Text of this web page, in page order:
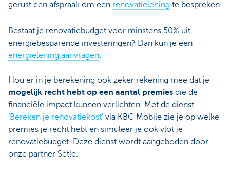
gerust een afspraak om een renovatielening te bespreken.
Bestaat je renovatiebudget voor minstens 50% uit
energiebesparende investeringen? Dan kun je een
energielening aanvragen
Hou er in je berekening ook zeker rekening mee dat je
mogelijk recht hebt op een aantal premies die de
financiële impact kunnen verlichten. Met de dienst
‘Bereken je renovatiekost’ via KBC Mobile zie je op welke
premies je recht hebt en simuleer je ook vlot je
renovatiebudget. Deze dienst wordt aangeboden door
onze partner Setle.